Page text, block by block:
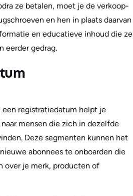
ze betalen, moet je de verkoop-
en hen in plaats daarvan
en educatieve inhoud die ze
eerder gedrag.
een registratiedatum helpt je
mensen die zich in dezelfde
Deze segmenten kunnen het
abonnees te onboarden die
over je merk, producten of